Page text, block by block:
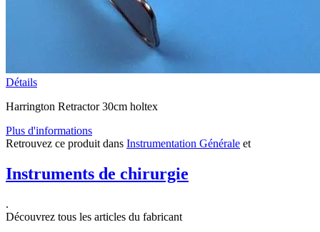
Détails
Harrington Retractor 30cm holtex
Plus d'informations
Retrouvez ce produit dans Instrumentation Générale et
Instruments de chirurgie
.
Découvrez tous les articles du fabricant